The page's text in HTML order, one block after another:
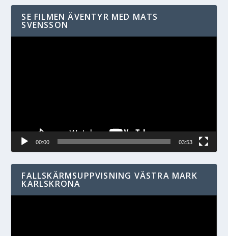
SE FILMEN ÄVENTYR MED MATS
SVENSSON
00:00 03:53
FALLSKÄRMSUPPVISNING VÄSTRA MARK
KARLSKRONA